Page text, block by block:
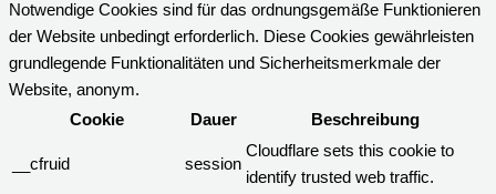
Notwendige Cookies sind für das ordnungsgemäße Funktionieren
der Website unbedingt erforderlich. Diese Cookies gewährleisten
grundlegende Funktionalitäten und Sicherheitsmerkmale der
Website, anonym.
Cookie
Dauer Beschreibung
__cfruid session
Cloudflare sets this cookie to
identify trusted web traffic.